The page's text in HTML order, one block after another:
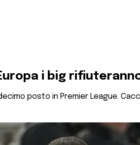
i big
posto in Premier League.